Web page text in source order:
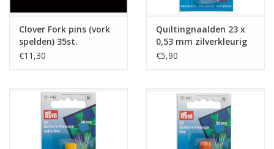
Clover Fork pins (vork
spelden) 35st.
€11,30
Quiltingnaalden 23 x
0,53 mm zilverkleurig
€5,90